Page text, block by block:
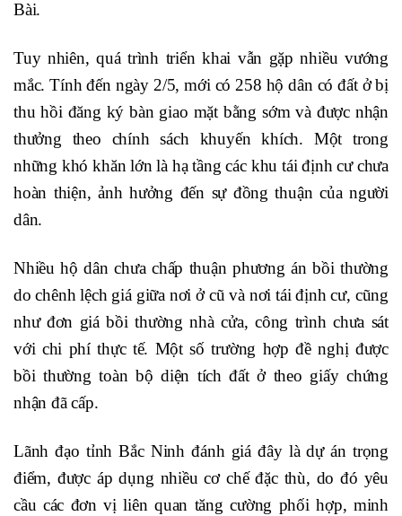
Bài.
Tuy nhiên, quá trình triển khai vẫn gặp nhiều vướng
mắc. Tính đến ngày 2/5, mới có 258 hộ dân có đất ở bị
thu hồi đăng ký bàn giao mặt bằng sớm và được nhận
thưởng theo chính sách khuyến khích. Một trong
những khó khăn lớn là hạ tầng các khu tái định cư chưa
hoàn thiện, ảnh hưởng đến sự đồng thuận của người
dân.
Nhiều hộ dân chưa chấp thuận phương án bồi thường
do chênh lệch giá giữa nơi ở cũ và nơi tái định cư, cũng
như đơn giá bồi thường nhà cửa, công trình chưa sát
với chi phí thực tế. Một số trường hợp đề nghị được
bồi thường toàn bộ diện tích đất ở theo giấy chứng
nhận đã cấp.
Lãnh đạo tỉnh Bắc Ninh đánh giá đây là dự án trọng
điểm, được áp dụng nhiều cơ chế đặc thù, do đó yêu
cầu các đơn vị liên quan tăng cường phối hợp, minh